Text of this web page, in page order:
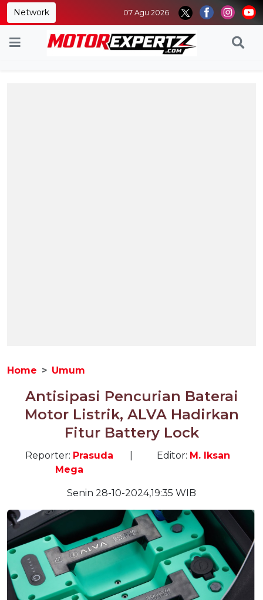
Network 07 Agu 2026
Home Umum
Antisipasi Pencurian Baterai
Motor Listrik, ALVA Hadirkan
Fitur Battery Lock
Reporter: Prasuda
Mega
Editor: M. Iksan
Senin 28-10-2024,19:35 WIB